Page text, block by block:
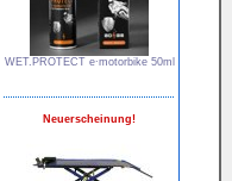
WET.PROTECT e∙motorbike 50ml
Neuerscheinung!